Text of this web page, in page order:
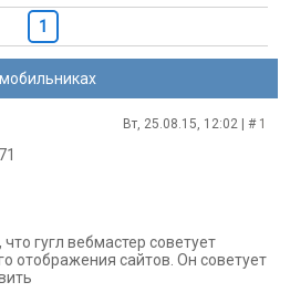
1
Вт, 25.08.15, 12:02 | # 1
гугл вебмастер советует
отображения сайтов. Он советует